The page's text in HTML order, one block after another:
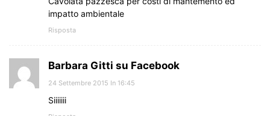
impatto ambientale
Risposta
Barbara Gitti su Facebook
24 Settembre 2015 In 16:45
Siiiiiii